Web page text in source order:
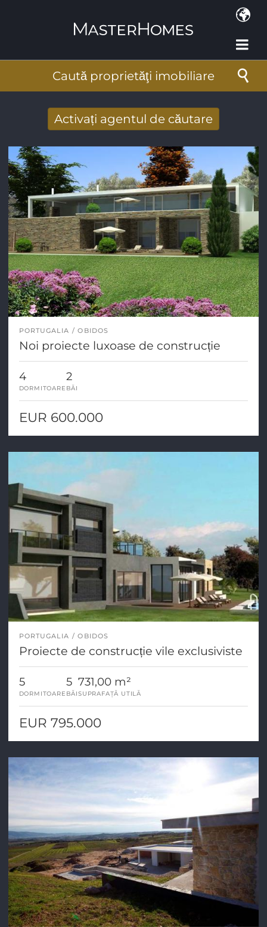
Caută proprietăţi imobiliare
Activați agentul de căutare
Adresa de e-mail*
PORTUGALIA OBIDOS
Noi proiecte luxoase de construcție
4
DORMITOARE
2
BĂI
EUR 600.000
PORTUGALIA OBIDOS
Proiecte de construcție vile exclusiviste
5
DORMITOARE
5
BĂI
731,00 m²
SUPRAFAȚĂ UTILĂ
EUR 795.000